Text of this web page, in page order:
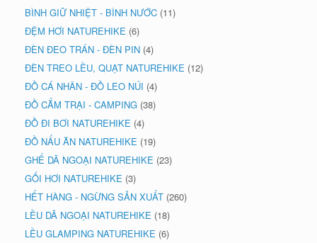
BÌNH GIỮ NHIỆT - BÌNH NƯỚC (11)
ĐỆM HƠI NATUREHIKE (6)
ĐÈN ĐEO TRÁN - ĐÈN PIN (4)
ĐÈN TREO LỀU, QUẠT NATUREHIKE (12)
ĐỒ CÁ NHÂN - ĐỒ LEO NÚI (4)
ĐỒ CẮM TRẠI - CAMPING (38)
ĐỒ ĐI BƠI NATUREHIKE (4)
ĐỒ NẤU ĂN NATUREHIKE (19)
GHẾ DÃ NGOẠI NATUREHIKE (23)
GỐI HƠI NATUREHIKE (3)
HẾT HÀNG - NGỪNG SẢN XUẤT (260)
LỀU DÃ NGOẠI NATUREHIKE (18)
LỀU GLAMPING NATUREHIKE (6)